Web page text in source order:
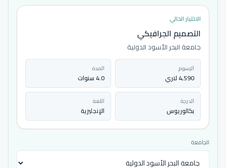
الاختيار الحالي
التصميم الجرافيكي
جامعة البحر الأسود الدولية
الرسوم
4,590 لاري
المدة
4.0 سنوات
الدرجة
بكالوريوس
اللغة
الإنجليزية
الجامعة